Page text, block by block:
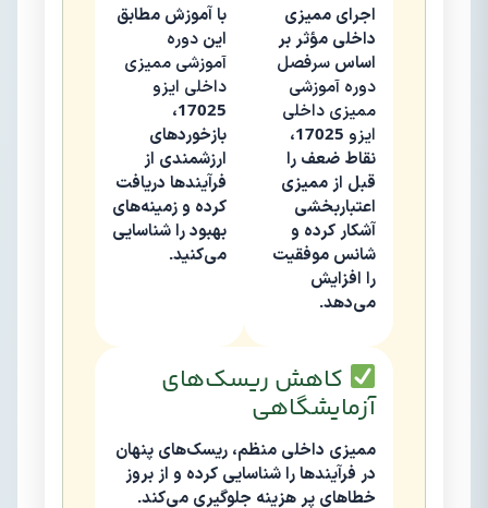
اجرای ممیزی
داخلی مؤثر بر
اساس سرفصل
دوره آموزشی
ممیزی داخلی
ایزو 17025
،
نقاط ضعف را
قبل از ممیزی
اعتباربخشی
آشکار کرده و
شانس موفقیت
را افزایش
می‌دهد.
با آموزش مطابق
این دوره
آموزشی ممیزی
داخلی ایزو
17025،
بازخوردهای
ارزشمندی از
فرآیندها دریافت
کرده و زمینه‌های
بهبود را شناسایی
می‌کنید.
کاهش ریسک‌های
آزمایشگاهی
ممیزی داخلی منظم، ریسک‌های پنهان
در فرآیندها را شناسایی کرده و از بروز
خطاهای پر هزینه جلوگیری می‌کند.